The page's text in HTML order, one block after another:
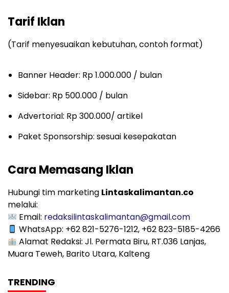
Tarif Iklan
(Tarif menyesuaikan kebutuhan, contoh format)
Banner Header: Rp 1.000.000 / bulan
Sidebar: Rp 500.000 / bulan
Advertorial: Rp 300.000/ artikel
Paket Sponsorship: sesuai kesepakatan
Cara Memasang Iklan
Hubungi tim marketing Lintaskalimantan.co
melalui:
Email: redaksilintaskalimantan@gmail.com
WhatsApp: +62 821-5276-1212, +62 823-5185-4266
Alamat Redaksi: Jl. Permata Biru, RT.036 Lanjas,
Muara Teweh, Barito Utara, Kalteng
TRENDING